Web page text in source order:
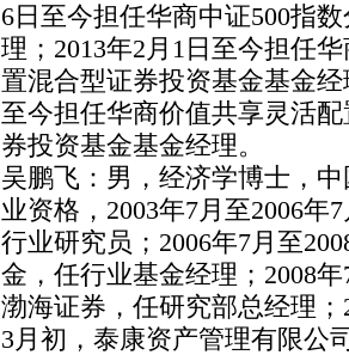
6日至今担任华商中证500指
理；2013年2月1日至今担任
置混合型证券投资基金基金经
至今担任华商价值共享灵活
券投资基金基金经理。
吴鹏飞：男，经济学博士，
业资格，2003年7月至2006年
行业研究员；2006年7月至
金，任行业基金经理；2008
渤海证券，任研究部总经理；
3月初，泰康资产管理有限公